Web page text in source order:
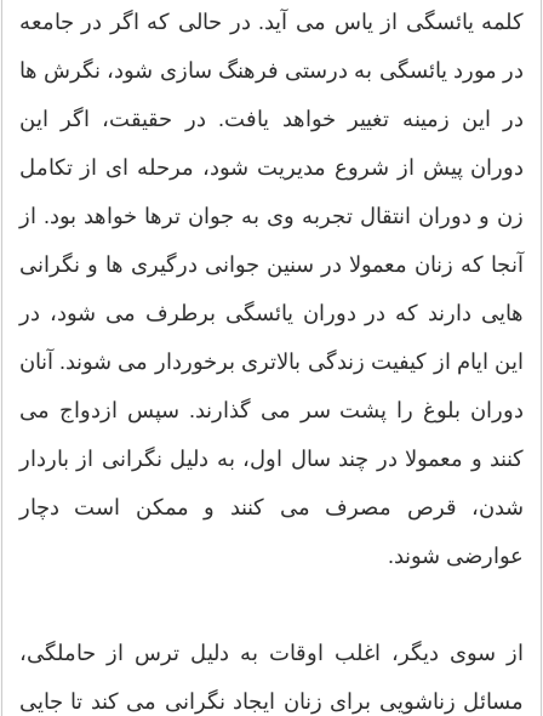
کلمه یائسگی از یاس می آید. در حالی که اگر در جامعه
در مورد یائسگی به درستی فرهنگ سازی شود، نگرش ها
در این زمینه تغییر خواهد یافت. در حقیقت، اگر این
دوران پیش از شروع مدیریت شود، مرحله ای از تکامل
زن و دوران انتقال تجربه وی به جوان ترها خواهد بود. از
آنجا که زنان معمولا در سنین جوانی درگیری ها و نگرانی
هایی دارند که در دوران یائسگی برطرف می شود، در
این ایام از کیفیت زندگی بالاتری برخوردار می شوند. آنان
دوران بلوغ را پشت سر می گذارند. سپس ازدواج می
کنند و معمولا در چند سال اول، به دلیل نگرانی از باردار
شدن، قرص مصرف می کنند و ممکن است دچار
عوارضی شوند.
از سوی دیگر، اغلب اوقات به دلیل ترس از حاملگی،
مسائل زناشویی برای زنان ایجاد نگرانی می کند تا جایی